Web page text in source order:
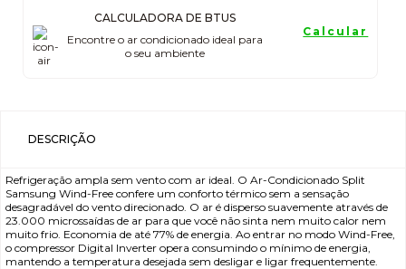
CALCULADORA DE BTUS
Encontre o ar condicionado ideal para
o seu ambiente
Calcular
DESCRIÇÃO
Refrigeração ampla sem vento com ar ideal. O Ar-Condicionado Split
Samsung Wind-Free confere um conforto térmico sem a sensação
desagradável do vento direcionado. O ar é disperso suavemente através de
23.000 microssaídas de ar para que você não sinta nem muito calor nem
muito frio. Economia de até 77% de energia. Ao entrar no modo Wind-Free,
o compressor Digital Inverter opera consumindo o mínimo de energia,
mantendo a temperatura desejada sem desligar e ligar frequentemente.